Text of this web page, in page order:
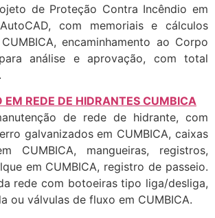
de Proteção Contra Incêndio em
com memoriais e cálculos
encaminhamento ao Corpo
análise e aprovação, com total
EM REDE DE HIDRANTES CUMBICA
de rede de hidrante, com
galvanizados em CUMBICA, caixas
CUMBICA, mangueiras, registros,
em CUMBICA, registro de passeio.
rede com botoeiras tipo liga/desliga,
ou válvulas de fluxo em CUMBICA.